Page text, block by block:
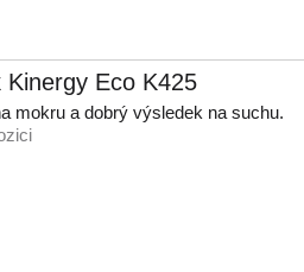
Kinergy Eco K425
mokru a dobrý výsledek na suchu.